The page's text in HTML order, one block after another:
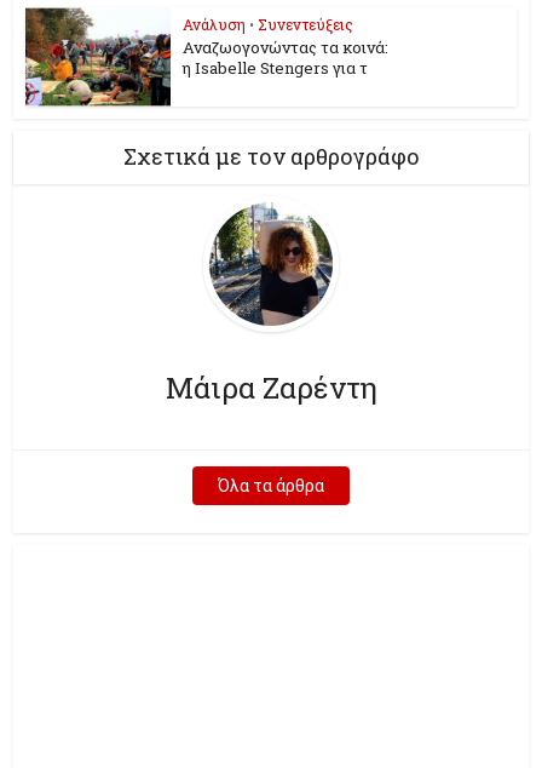
Ανάλυση • Συνεντεύξεις
Αναζωογονώντας τα κοινά:
η Isabelle Stengers για τ
Σχετικά με τον αρθρογράφο
Μάιρα Ζαρέντη
Όλα τα άρθρα